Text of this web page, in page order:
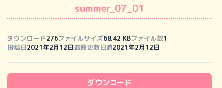
summer_07_01
ダウンロード276ファイルサイズ68.42 KBファイル数1
投稿日2021年2月12日最終更新日時2021年2月12日
ダウンロード